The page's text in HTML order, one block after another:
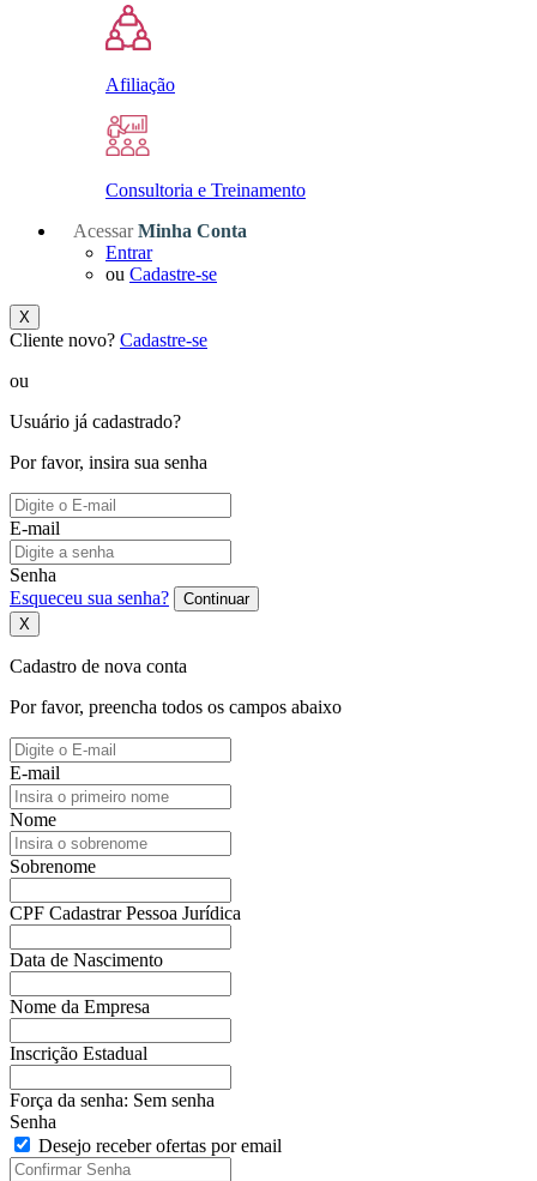
Afiliação
Consultoria e Treinamento
Acessar Minha Conta
Entrar
ou Cadastre-se
X
Cliente novo? Cadastre-se
ou
Usuário já cadastrado?
Por favor, insira sua senha
E-mail
Senha
Esqueceu sua senha?
Continuar
X
Cadastro de nova conta
Por favor, preencha todos os campos abaixo
E-mail
Nome
Sobrenome
CPF Cadastrar Pessoa Jurídica
Data de Nascimento
Nome da Empresa
Inscrição Estadual
Força da senha: Sem senha
Senha
Desejo receber ofertas por email